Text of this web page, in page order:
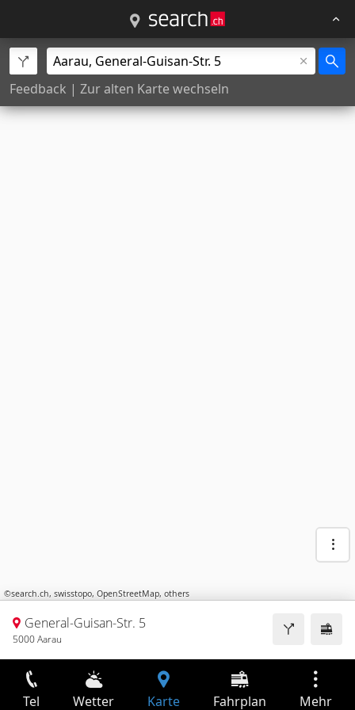
Feedback | Zur alten Karte wechseln
©search.ch, swisstopo, OpenStreetMap, others
General-Guisan-Str. 5
5000 Aarau
Tel Wetter Karte Fahrplan Mehr